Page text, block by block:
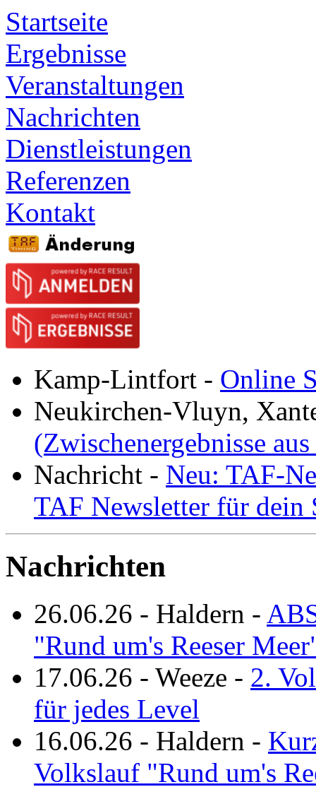
Startseite
Ergebnisse
Veranstaltungen
Nachrichten
Dienstleistungen
Referenzen
Kontakt
Kamp-Lintfort - Online
Neukirchen-Vluyn,
(Zwischenergebnisse
Nachricht - Neu: TAF-
TAF Newsletter für dein
Nachrichten
26.06.26 - Haldern -
"Rund um's Reeser
17.06.26 - Weeze - 2.
für jedes Level
16.06.26 - Haldern -
Volkslauf "Rund um's